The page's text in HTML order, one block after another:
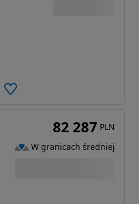
82 287 PLN
W granicach średniej